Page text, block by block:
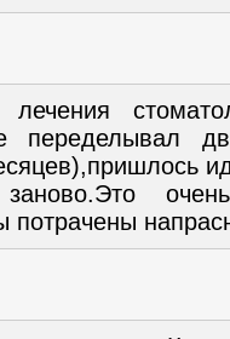
переделывал
очень
потрачены